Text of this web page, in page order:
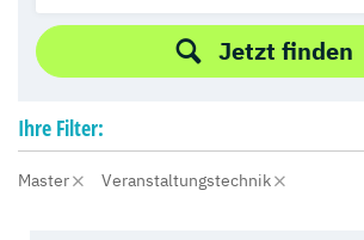
Jetzt finden
Ihre Filter:
Master Veranstaltungstechnik